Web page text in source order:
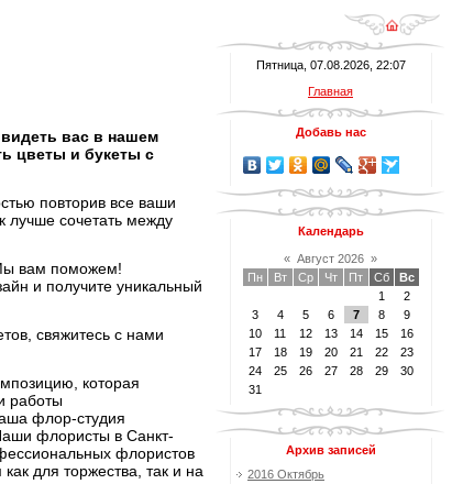
вас в нашем
цветы и букеты с
повторив все ваши
лучше сочетать между
Мы вам поможем!
и получите уникальный
свяжитесь с нами
которая
работы
флор-студия
флористы в Санкт-
флористов
для торжества, так и на
Пятница, 07.08.2026, 22:07
Главная
Добавь нас
Календарь
« Август 2026 »
Пн
Вт Ср Чт Пт Сб
Вс
1
2
3
4 5 6 7 8
9
10
11 12 13 14 15
16
17
18 19 20 21 22
23
24
25 26 27 28 29
30
31
Архив записей
2016 Октябрь